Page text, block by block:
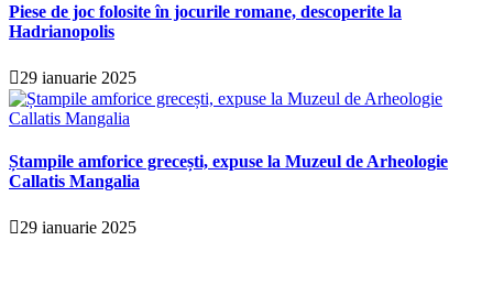
Piese de joc folosite în jocurile romane, descoperite la
Hadrianopolis
29 ianuarie 2025
Ștampile amforice grecești, expuse la Muzeul de Arheologie
Callatis Mangalia
29 ianuarie 2025